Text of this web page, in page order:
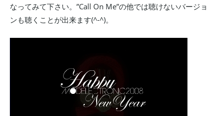
なってみて下さい。”Call On Me”の他では聴けないバージョ
ンも聴くことが出来ます(^-^)。